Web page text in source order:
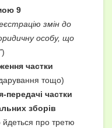
9
змін до
особу, що
)
частки
тощо)
передачі частки
зборів
про третю